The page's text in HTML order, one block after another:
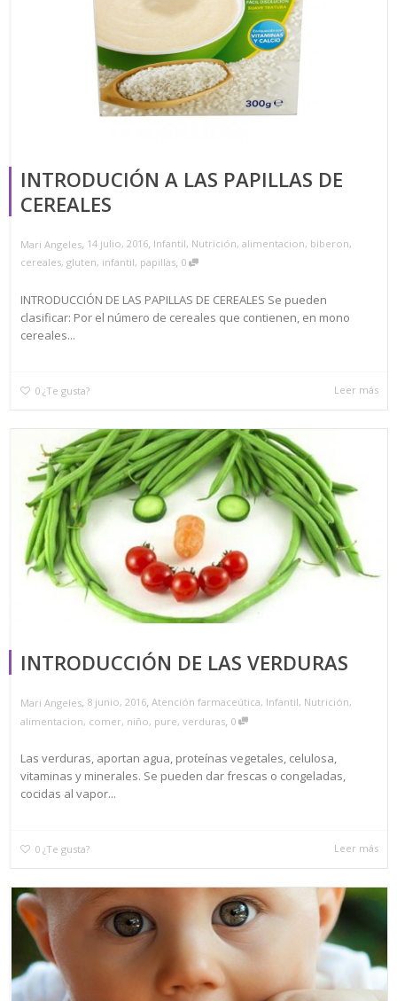
INTRODUCIÓN A LAS PAPILLAS DE
CEREALES
Mari Angeles, 14 julio, 2016, Infantil, Nutrición, alimentacion, biberon,
cereales, gluten, infantil, papillas, 0
INTRODUCCIÓN DE LAS PAPILLAS DE CEREALES Se pueden
clasificar: Por el número de cereales que contienen, en mono
cereales...
0 ¿Te gusta? Leer más
INTRODUCCIÓN DE LAS VERDURAS
Mari Angeles, 8 junio, 2016, Atención farmaceútica, Infantil, Nutrición,
alimentacion, comer, niño, pure, verduras 0
Las verduras, aportan agua, proteínas vegetales, celulosa,
vitaminas y minerales. Se pueden dar frescas o congeladas,
cocidas al vapor...
0 ¿Te gusta? Leer más